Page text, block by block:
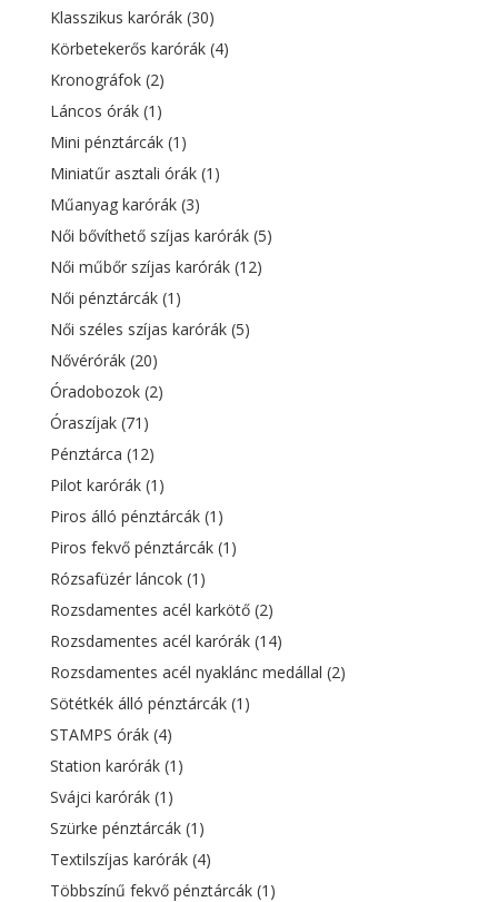
Klasszikus karórák (30)
Körbetekerős karórák (4)
Kronográfok (2)
Láncos órák (1)
Mini pénztárcák (1)
Miniatűr asztali órák (1)
Műanyag karórák (3)
Női bővíthető szíjas karórák (5)
Női műbőr szíjas karórák (12)
Női pénztárcák (1)
Női széles szíjas karórák (5)
Nővérórák (20)
Óradobozok (2)
Óraszíjak (71)
Pénztárca (12)
Pilot karórák (1)
Piros álló pénztárcák (1)
Piros fekvő pénztárcák (1)
Rózsafüzér láncok (1)
Rozsdamentes acél karkötő (2)
Rozsdamentes acél karórák (14)
Rozsdamentes acél nyaklánc medállal (2)
Sötétkék álló pénztárcák (1)
STAMPS órák (4)
Station karórák (1)
Svájci karórák (1)
Szürke pénztárcák (1)
Textilszíjas karórák (4)
Többszínű fekvő pénztárcák (1)